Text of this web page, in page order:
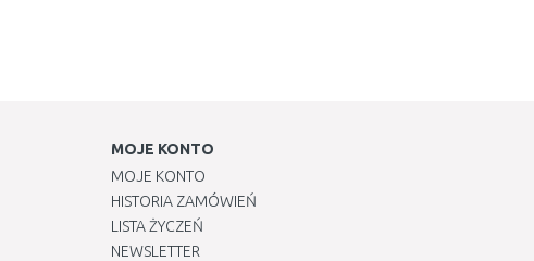
MOJE KONTO
MOJE KONTO
HISTORIA ZAMÓWIEŃ
LISTA ŻYCZEŃ
NEWSLETTER